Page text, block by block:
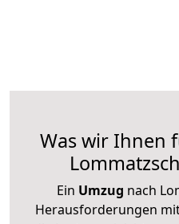
Was wir Ihnen
Ein Umzug nach
Herausforderungen